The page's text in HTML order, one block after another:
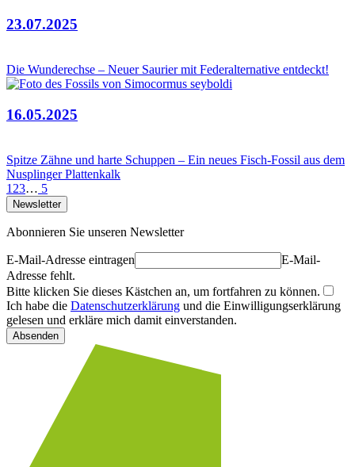
23.07.2025
Die Wunderechse – Neuer Saurier mit Federalternative entdeckt!
16.05.2025
Spitze Zähne und harte Schuppen – Ein neues Fisch-Fossil aus dem
Nusplinger Plattenkalk
1 23… 5
Newsletter
Abonnieren Sie unseren Newsletter
E-Mail-Adresse eintragen
E-Mail-
Adresse fehlt.
Bitte klicken Sie dieses Kästchen an, um fortfahren zu können.
Ich habe die Datenschutzerklärung und die Einwilligungserklärung
gelesen und erkläre mich damit einverstanden.
Absenden